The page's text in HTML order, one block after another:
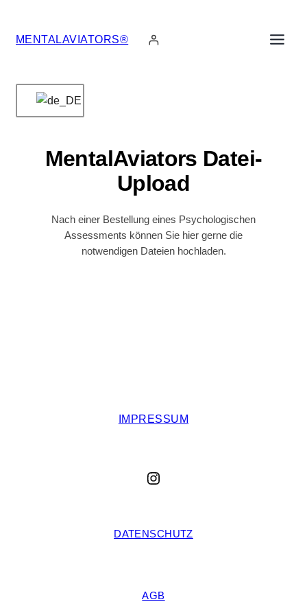
springen
MENTALAVIATORS®
MentalAviators Datei-
Upload
Nach einer Bestellung eines Psychologischen
Assessments können Sie hier gerne die
notwendigen Dateien hochladen.
IMPRESSUM
Instagram
DATENSCHUTZ
AGB